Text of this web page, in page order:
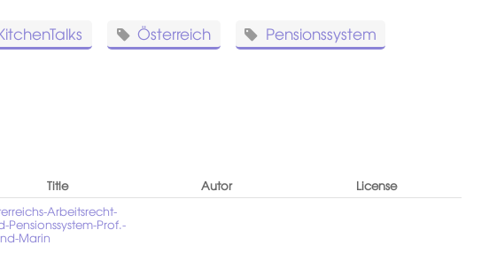
Österreich Pensionssystem
Title Autor
License
Arbeitsrecht-
Pensionssystem-Prof.-
Marin